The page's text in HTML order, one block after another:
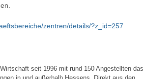
zentren/details/?z_id=257
seit 1996 mit rund 150 Angestellten das